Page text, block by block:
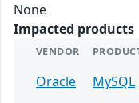
None
Impacted products
VENDOR
Oracle MySQL